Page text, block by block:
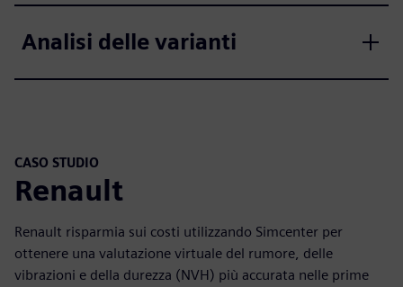
Analisi delle varianti
CASO STUDIO
Renault
Renault risparmia sui costi utilizzando Simcenter per
ottenere una valutazione virtuale del rumore, delle
vibrazioni e della durezza (NVH) più accurata nelle prime